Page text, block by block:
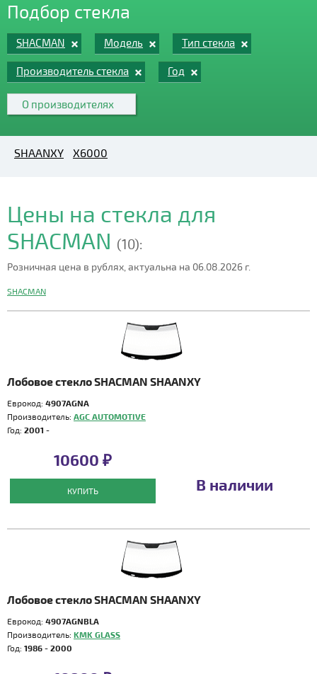
Подбор стекла
SHACMAN Модель Тип стекла
Производитель стекла Год
О производителях
SHAANXY X6000
Цены на стекла для
SHACMAN (10):
Розничная цена в рублях, актуальна на 06.08.2026 г.
SHACMAN
Лобовое стекло SHACMAN SHAANXY
Еврокод: 4907AGNA
Производитель: AGC AUTOMOTIVE
Год: 2001 -
10600 ₽
КУПИТЬ В наличии
Лобовое стекло SHACMAN SHAANXY
Еврокод: 4907AGNBLA
Производитель: KMK GLASS
Год: 1986 - 2000